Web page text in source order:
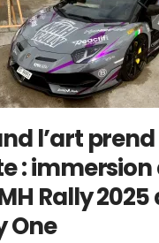
l’art
: immersion
Rally
One